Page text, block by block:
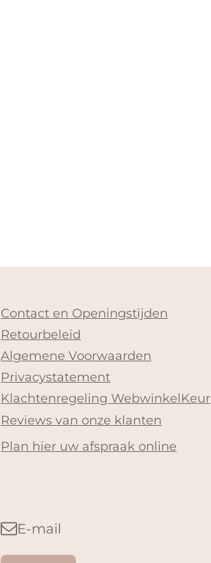
Contact en Openingstijden
Retourbeleid
Algemene Voorwaarden
Privacystatement
Klachtenregeling WebwinkelKeur
Reviews van onze klanten
Plan hier uw afspraak online
E-mail